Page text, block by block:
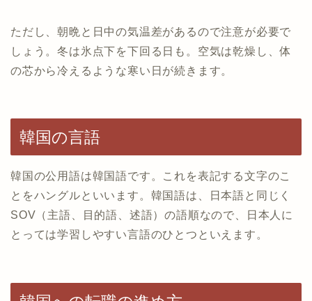
ただし、朝晩と日中の気温差があるので注意が必要で
しょう。冬は氷点下を下回る日も。空気は乾燥し、体
の芯から冷えるような寒い日が続きます。
韓国の言語
韓国の公用語は韓国語です。これを表記する文字のこ
とをハングルといいます。韓国語は、日本語と同じく
SOV（主語、目的語、述語）の語順なので、日本人に
とっては学習しやすい言語のひとつといえます。